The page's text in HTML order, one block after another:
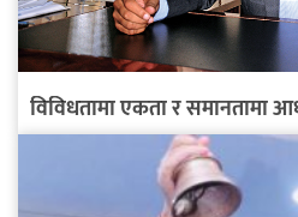
विविधतामा एकता र समानतामा